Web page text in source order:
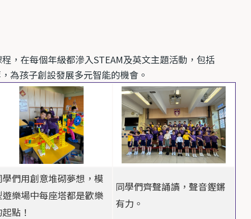
，在每個年級都滲入STEAM及英文主題活動，包括
為孩子創設發展多元智能的機會。
學們用創意堆砌夢想，模
遊樂場中每座塔都是歡樂
點！
同學們齊聲誦讀，聲音鏗鏘
有力。